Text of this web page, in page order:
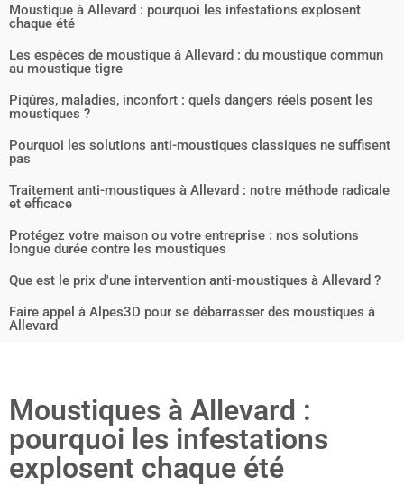
Moustique à Allevard : pourquoi les infestations explosent
chaque été
Les espèces de moustique à Allevard : du moustique commun
au moustique tigre
Piqûres, maladies, inconfort : quels dangers réels posent les
moustiques ?
Pourquoi les solutions anti-moustiques classiques ne suffisent
pas
Traitement anti-moustiques à Allevard : notre méthode radicale
et efficace
Protégez votre maison ou votre entreprise : nos solutions
longue durée contre les moustiques
Que est le prix d'une intervention anti-moustiques à Allevard ?
Faire appel à Alpes3D pour se débarrasser des moustiques à
Allevard
Moustiques à Allevard :
pourquoi les infestations
explosent chaque été